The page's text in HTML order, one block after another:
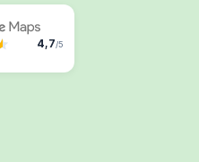
4,7/5